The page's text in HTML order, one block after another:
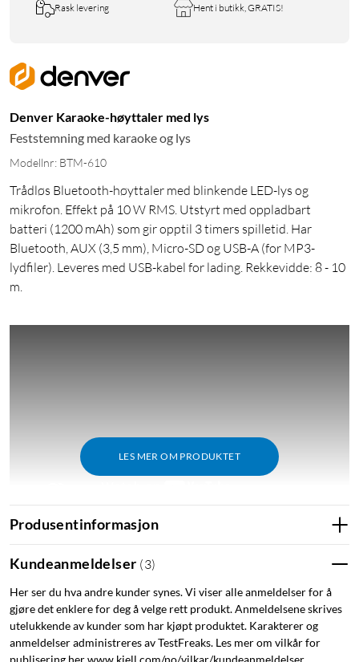
Rask levering Hent i butikk, GRATIS!
Denver Karaoke-høyttaler med lys
Feststemning med karaoke og lys
Modellnr: BTM-610
Trådløs Bluetooth-høyttaler med blinkende LED-lys og
mikrofon. Effekt på 10 W RMS. Utstyrt med oppladbart
batteri (1200 mAh) som gir opptil 3 timers spilletid. Har
Bluetooth, AUX (3,5 mm), Micro-SD og USB-A (for MP3-
lydfiler). Leveres med USB-kabel for lading. Rekkevidde: 8 - 10
m.
LES MER OM PRODUKTET
"
Spesifikasjoner
Bluetooth versjon: 5,3
Tilkobling: AUX (3,5 mm), Bluetooth, Micro-SD og USB-A
Ladeport: USB-C
Produsentinformasjon
Kundeanmeldelser (3)
Her ser du hva andre kunder synes. Vi viser alle anmeldelser for å
gjøre det enklere for deg å velge rett produkt. Anmeldelsene skrives
utelukkende av kunder som har kjøpt produktet. Karakterer og
anmeldelser administreres av TestFreaks. Les mer om vilkår for
publisering her www.kjell.com/no/vilkar/kundeanmeldelser